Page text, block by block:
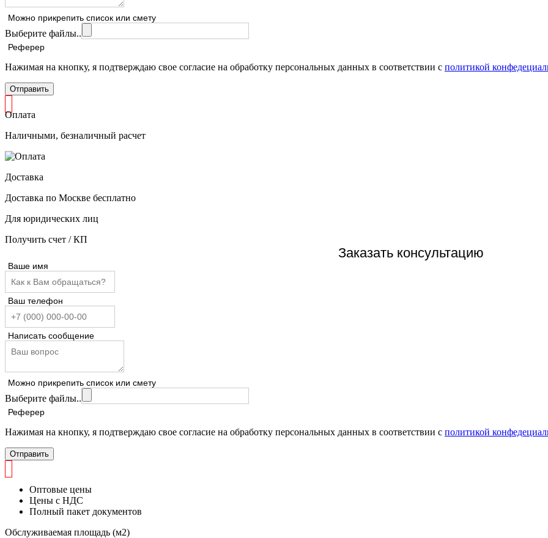
Можно прикрепить список или смету
Выберите файлы..
Реферер
Нажимая на кнопку, я подтверждаю свое согласие на обработку персональных данных в соответствии с политикой
Отправить
Оплата
Наличными, безналичный расчет
Доставка
Доставка по Москве бесплатно
Для юридических лиц
Получить счет / КП
Заказать консультацию
Ваше имя
Ваш телефон
Написать сообщение
Можно прикрепить список или смету
Выберите файлы..
Реферер
Нажимая на кнопку, я подтверждаю свое согласие на обработку персональных данных в соответствии с политикой
Отправить
Оптовые цены
Цены с НДС
Полный пакет документов
Обслуживаемая площадь (м2)